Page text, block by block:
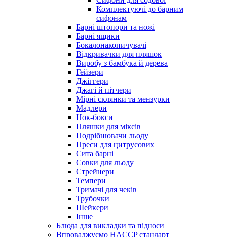
Комплектуючі до барним
сифонам
Барні штопори та ножі
Барні ящики
Бокалонакопичувачі
Відкривачки для пляшок
Виробу з бамбука й дерева
Гейзери
Джіггери
Джагі й пітчери
Мірні склянки та мензурки
Мадлери
Нок-бокси
Пляшки для міксів
Подрібнювачи льоду
Преси для цитрусових
Сита барні
Совки для льоду
Стрейнери
Темпери
Тримачі для чеків
Трубочки
Шейкери
Інше
Блюда для викладки та підноси
Впроваджуємо HACCP стандарт